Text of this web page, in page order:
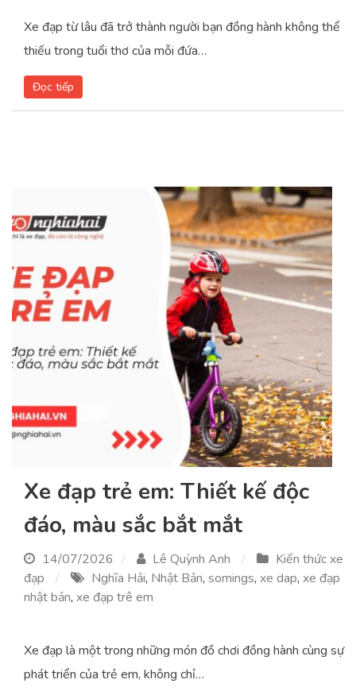
Xe đạp từ lâu đã trở thành người bạn đồng hành không thể
thiếu trong tuổi thơ của mỗi đứa…
Đọc tiếp
Xe đạp trẻ em: Thiết kế độc
đáo, màu sắc bắt mắt
14/07/2026 Lê Quỳnh Anh
Kiến thức xe
đạp
Nghĩa Hải, Nhật Bản, somings, xe dap, xe đạp
nhật bản, xe đạp trê em
Xe đạp là một trong những món đồ chơi đồng hành cùng sự
phát triển của trẻ em, không chỉ…